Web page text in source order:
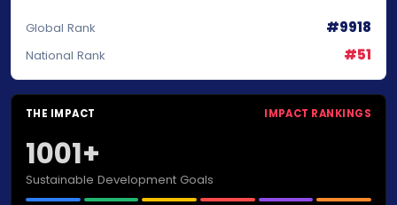
Global Rank #9918
National Rank #51
THE IMPACT IMPACT RANKINGS
1001+
Sustainable Development Goals